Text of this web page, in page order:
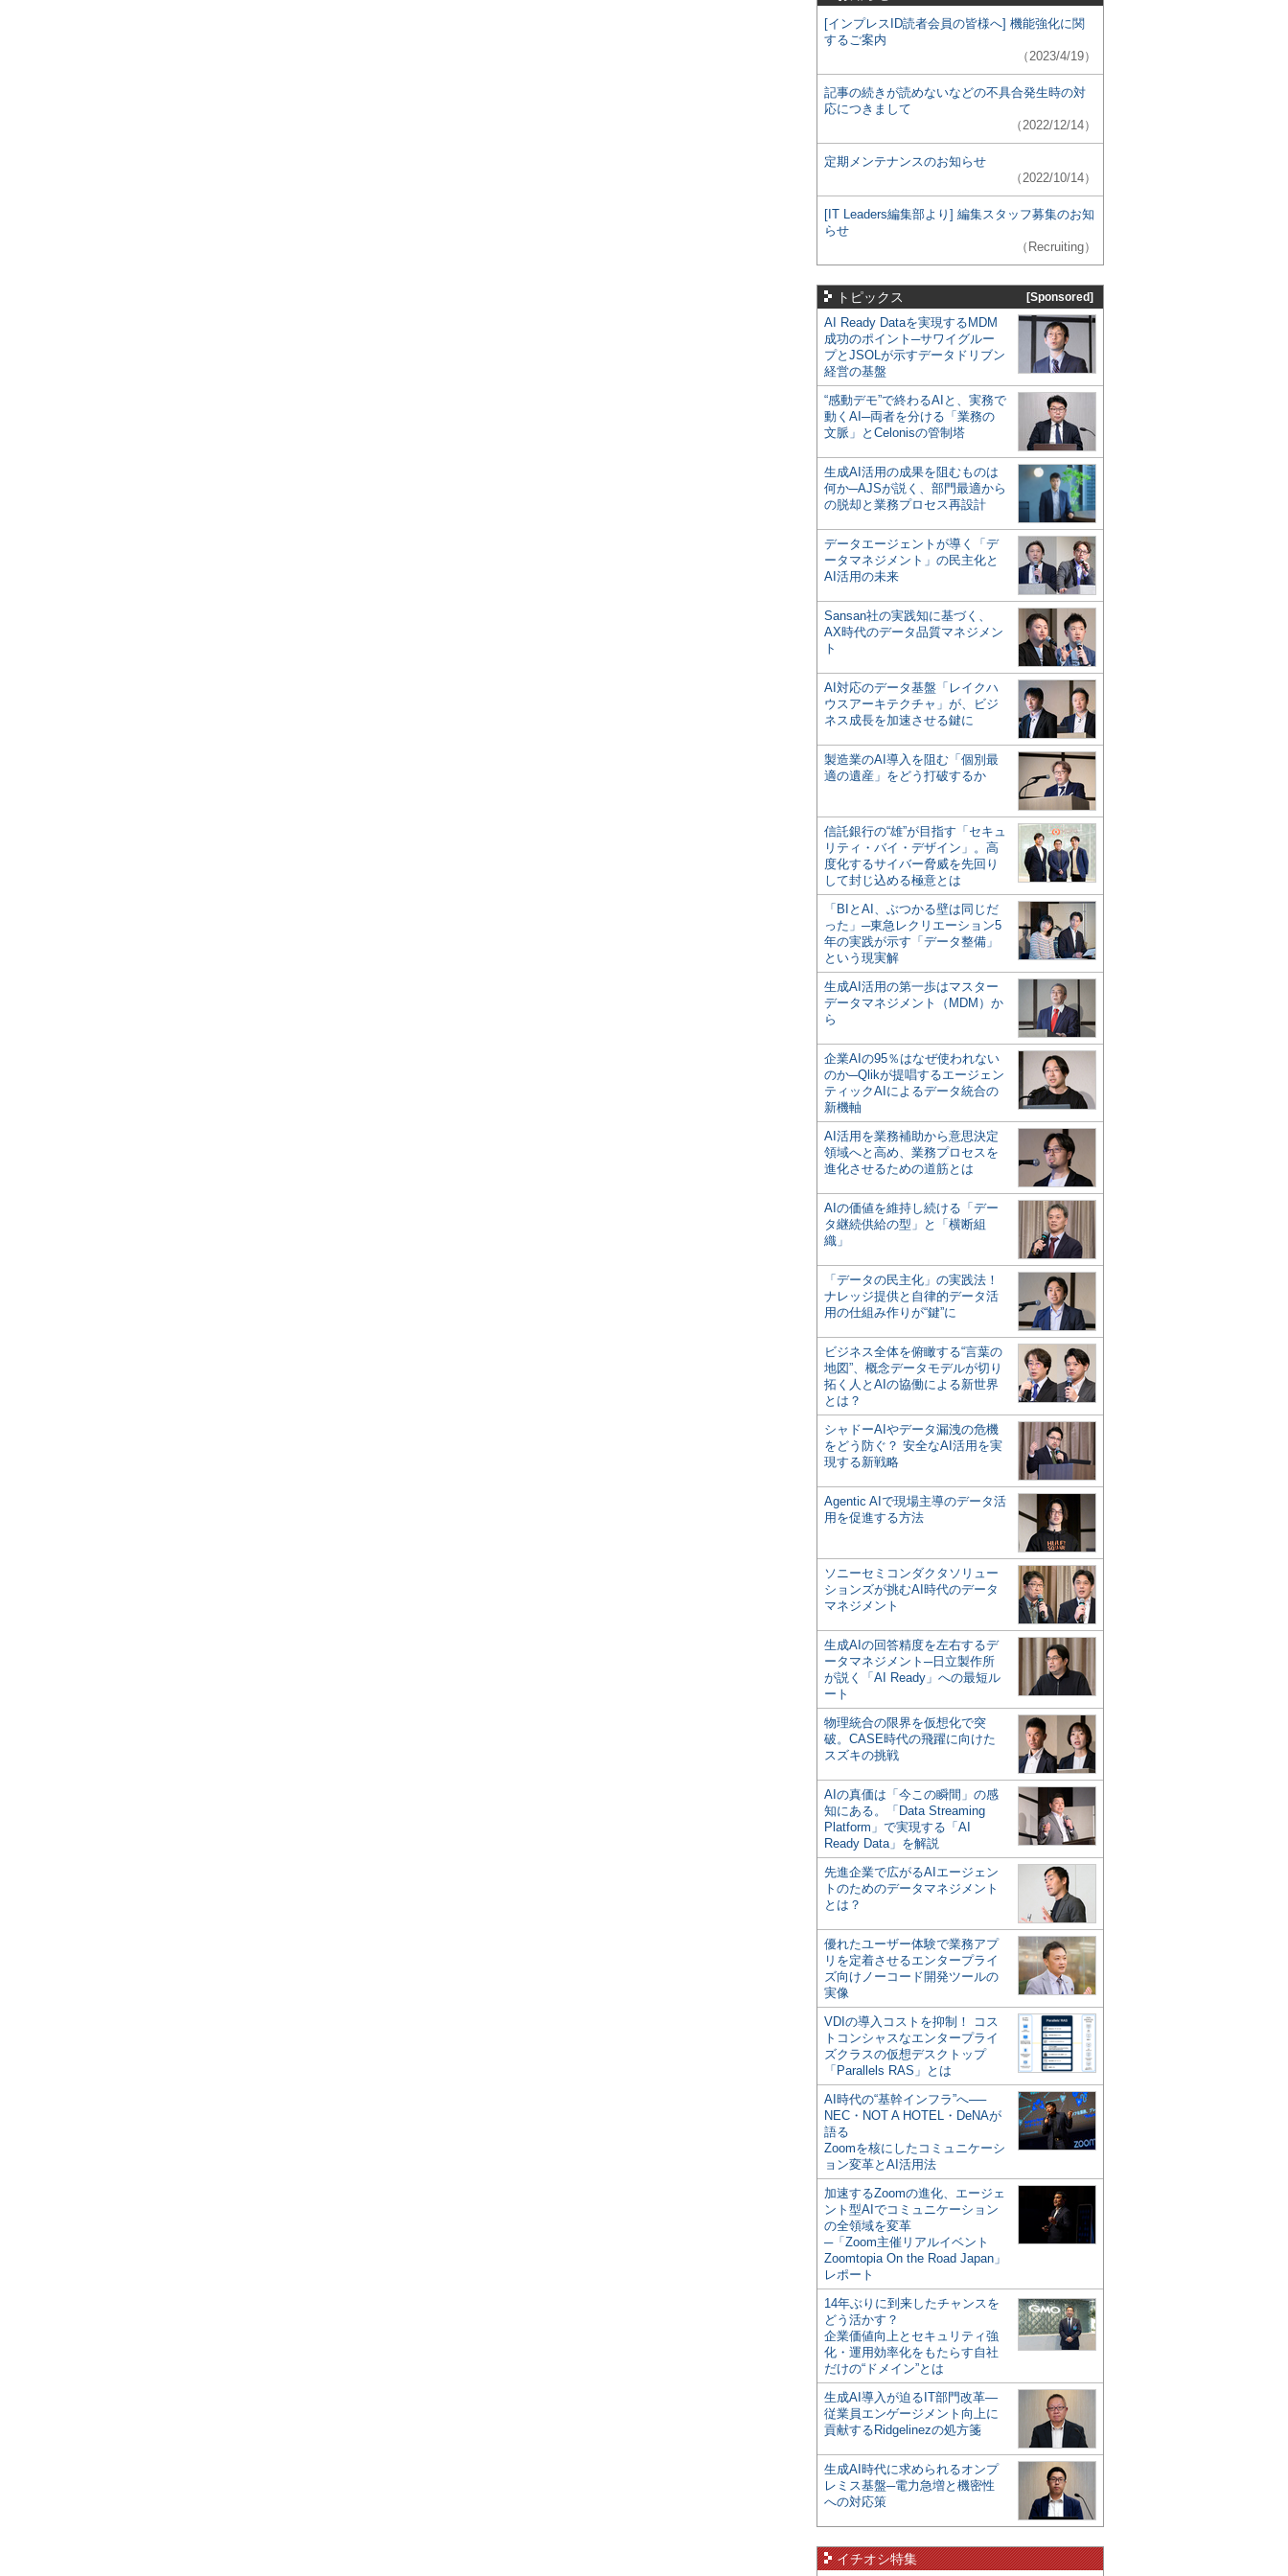
[インプレスID読者会員の皆様へ] 機能強化に関
するご案内
（2023/4/19）
記事の続きが読めないなどの不具合発生時の対
応につきまして
（2022/12/14）
定期メンテナンスのお知らせ
（2022/10/14）
[IT Leaders編集部より] 編集スタッフ募集のお知
らせ
（Recruiting）
トピックス [Sponsored]
AI Ready Dataを実現するMDM
成功のポイント─サワイグルー
プとJSOLが示すデータドリブン
経営の基盤
“感動デモ”で終わるAIと、実務で
動くAI─両者を分ける「業務の
文脈」とCelonisの管制塔
生成AI活用の成果を阻むものは
何か─AJSが説く、部門最適から
の脱却と業務プロセス再設計
データエージェントが導く「デ
ータマネジメント」の民主化と
AI活用の未来
Sansan社の実践知に基づく、
AX時代のデータ品質マネジメン
ト
AI対応のデータ基盤「レイクハ
ウスアーキテクチャ」が、ビジ
ネス成長を加速させる鍵に
製造業のAI導入を阻む「個別最
適の遺産」をどう打破するか
信託銀行の“雄”が目指す「セキュ
リティ・バイ・デザイン」。高
度化するサイバー脅威を先回り
して封じ込める極意とは
「BIとAI、ぶつかる壁は同じだ
った」─東急レクリエーション5
年の実践が示す「データ整備」
という現実解
生成AI活用の第一歩はマスター
データマネジメント（MDM）か
ら
企業AIの95％はなぜ使われない
のか─Qlikが提唱するエージェン
ティックAIによるデータ統合の
新機軸
AI活用を業務補助から意思決定
領域へと高め、業務プロセスを
進化させるための道筋とは
AIの価値を維持し続ける「デー
タ継続供給の型」と「横断組
織」
「データの民主化」の実践法！
ナレッジ提供と自律的データ活
用の仕組み作りが“鍵”に
ビジネス全体を俯瞰する“言葉の
地図”、概念データモデルが切り
拓く人とAIの協働による新世界
とは？
シャドーAIやデータ漏洩の危機
をどう防ぐ？ 安全なAI活用を実
現する新戦略
Agentic AIで現場主導のデータ活
用を促進する方法
ソニーセミコンダクタソリュー
ションズが挑むAI時代のデータ
マネジメント
生成AIの回答精度を左右するデ
ータマネジメント─日立製作所
が説く「AI Ready」への最短ル
ート
物理統合の限界を仮想化で突
破。CASE時代の飛躍に向けた
スズキの挑戦
AIの真価は「今この瞬間」の感
知にある。「Data Streaming
Platform」で実現する「AI
Ready Data」を解説
先進企業で広がるAIエージェン
トのためのデータマネジメント
とは？
優れたユーザー体験で業務アプ
リを定着させるエンタープライ
ズ向けノーコード開発ツールの
実像
VDIの導入コストを抑制！ コス
トコンシャスなエンタープライ
ズクラスの仮想デスクトップ
「Parallels RAS」とは
AI時代の“基幹インフラ”へ──
NEC・NOT A HOTEL・DeNAが
語る
Zoomを核にしたコミュニケーシ
ョン変革とAI活用法
加速するZoomの進化、エージェ
ント型AIでコミュニケーション
の全領域を変革
─「Zoom主催リアルイベント
Zoomtopia On the Road Japan」
レポート
14年ぶりに到来したチャンスを
どう活かす？
企業価値向上とセキュリティ強
化・運用効率化をもたらす自社
だけの“ドメイン”とは
生成AI導入が迫るIT部門改革―
従業員エンゲージメント向上に
貢献するRidgelinezの処方箋
生成AI時代に求められるオンプ
レミス基盤─電力急増と機密性
への対応策
イチオシ特集